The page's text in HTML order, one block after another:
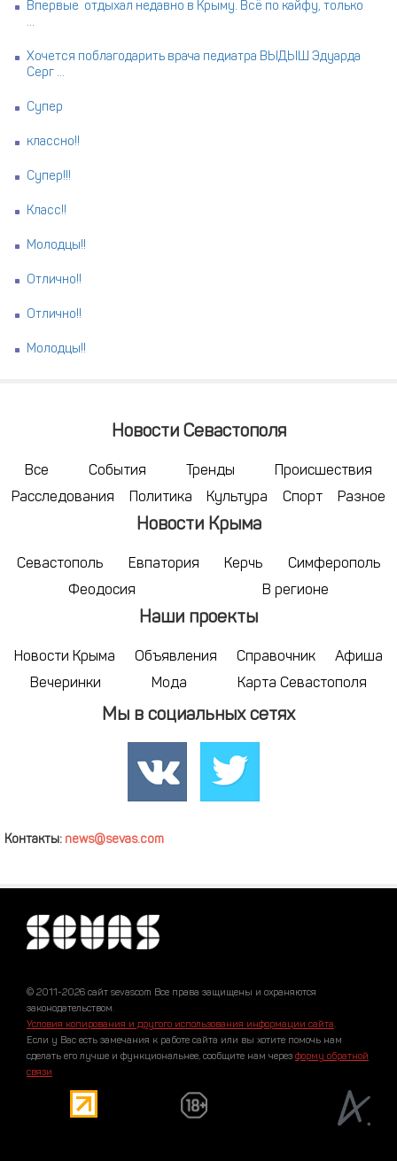
Впервые отдыхал недавно в Крыму. Всё по кайфу, только
...
Хочется поблагодарить врача педиатра ВЫДЫШ Эдуарда
Серг ...
Супер
классно!!
Супер!!!
Класс!!
Молодцы!!
Отлично!!
Отлично!!
Молодцы!!
Новости Севастополя
Все События Тренды
Происшествия
Расследования
Политика Культура Спорт Разное
Новости Крыма
Севастополь Евпатория Керчь
Симферополь
Феодосия
В регионе
Наши проекты
Новости Крыма Объявления Справочник
Афиша
Вечеринки
Мода Карта Севастополя
Мы в социальных сетях
Контакты: news@sevas.com
© 2011-2026 сайт sevascom Все права защищены и охраняются
законодательством.
Условия копирования и другого использования информации сайта.
Если у Вас есть замечания к работе сайта или вы хотите помочь нам
сделать его лучше и функциональнее, сообщите нам через форму обратной
связи